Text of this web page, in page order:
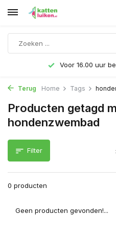
Voor 16.00 uur
Terug Home Tags
Producten getagd
hondenzwembad
Filter
0 producten
Geen producten gevonden!...